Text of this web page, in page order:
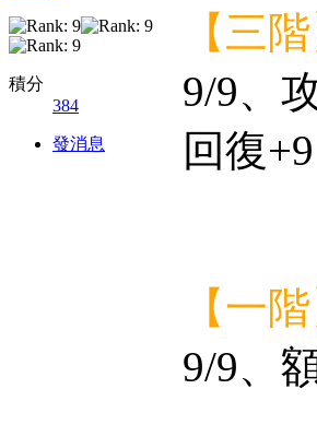
積分
384
發消息
【三
9/9、
回復+9
【一
9/9、